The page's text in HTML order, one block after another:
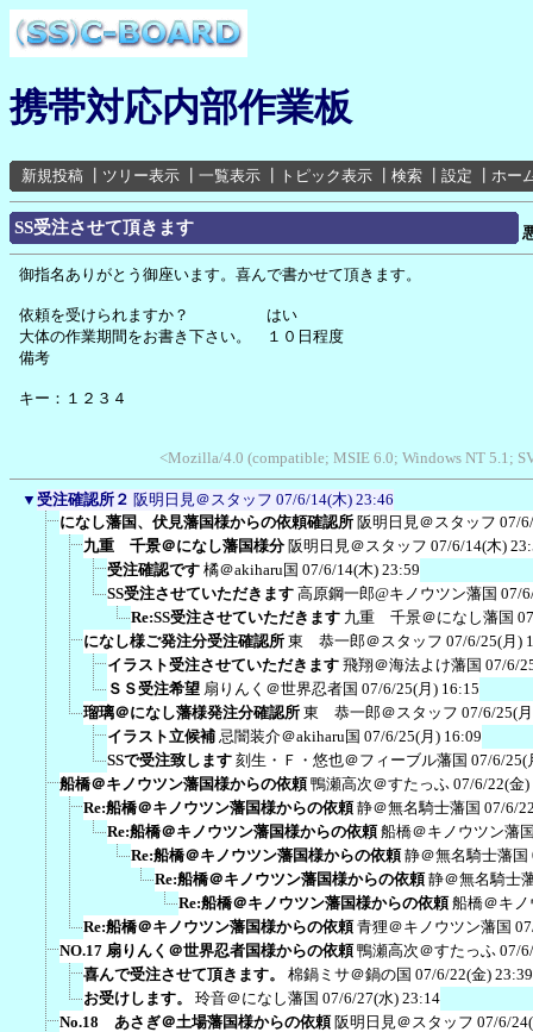
携帯対応内部作業板
新規投稿 ツリー表示 一覧表示 トピック表示 検索 設定 ホー
SS受注させて頂きます
御指名ありがとう御座います。喜んで書かせて頂きます。
依頼を受けられますか？ はい
大体の作業期間をお書き下さい。 １０日程度
備考
キー：１２３４
<Mozilla/4.0 (compatible; MSIE 6.0; Windows NT 5.1;
▼ 受注確認所２ 阪明日見＠スタッフ 07/6/14(木) 23:46
になし藩国、伏見藩国様からの依頼確認所 阪明日見＠スタッフ 07/
九重 千景＠になし藩国様分 阪明日見＠スタッフ 07/6/14(木)
受注確認です 橘＠akiharu国 07/6/14(木) 23:59
SS受注させていただきます 高原鋼一郎@キノウツン藩国 07/
Re:SS受注させていただきます 九重 千景＠になし藩国
になし様ご発注分受注確認所 東 恭一郎＠スタッフ 07/6/25(月)
イラスト受注させていただきます 飛翔＠海法よけ藩国 07/6/
ＳＳ受注希望 扇りんく＠世界忍者国 07/6/25(月) 16:15
瑠璃＠になし藩様発注分確認所 東 恭一郎＠スタッフ 07/6/25(
イラスト立候補 忌闇装介＠akiharu国 07/6/25(月) 16:09
SSで受注致します 刻生・Ｆ・悠也＠フィーブル藩国 07/6/25(
船橋＠キノウツン藩国様からの依頼 鴨瀬高次＠すたっふ 07/6/22(金)
Re:船橋＠キノウツン藩国様からの依頼 静＠無名騎士藩国 07/6/
Re:船橋＠キノウツン藩国様からの依頼 船橋＠キノウツン藩
Re:船橋＠キノウツン藩国様からの依頼 静＠無名騎士藩国
Re:船橋＠キノウツン藩国様からの依頼 静＠無名騎士
Re:船橋＠キノウツン藩国様からの依頼 船橋＠キ
Re:船橋＠キノウツン藩国様からの依頼 青狸＠キノウツン藩国
NO.17 扇りんく＠世界忍者国様からの依頼 鴨瀬高次＠すたっふ 07/
喜んで受注させて頂きます。
棉鍋ミサ＠鍋の国 07/6/22(金) 23:39
お受けします。
玲音＠になし藩国 07/6/27(水) 23:14
No.18 あさぎ＠土場藩国様からの依頼 阪明日見＠スタッフ 07/6/